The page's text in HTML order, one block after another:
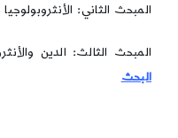
المبحث الثاني:
المبحث الثالث: الدين
البحث